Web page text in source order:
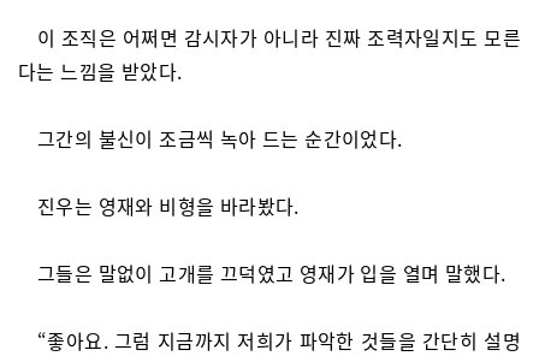
이 조직은 어쩌면 감시자가 아니라 진짜 조력자일지도 모른
다는 느낌을 받았다.
그간의 불신이 조금씩 녹아 드는 순간이었다.
진우는 영재와 비형을 바라봤다.
그들은 말없이 고개를 끄덕였고 영재가 입을 열며 말했다.
“좋아요. 그럼 지금까지 저희가 파악한 것들을 간단히 설명